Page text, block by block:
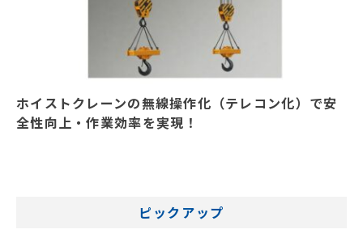
ホイストクレーンの無線操作化（テレコン化）で安
全性向上・作業効率を実現！
ピックアップ